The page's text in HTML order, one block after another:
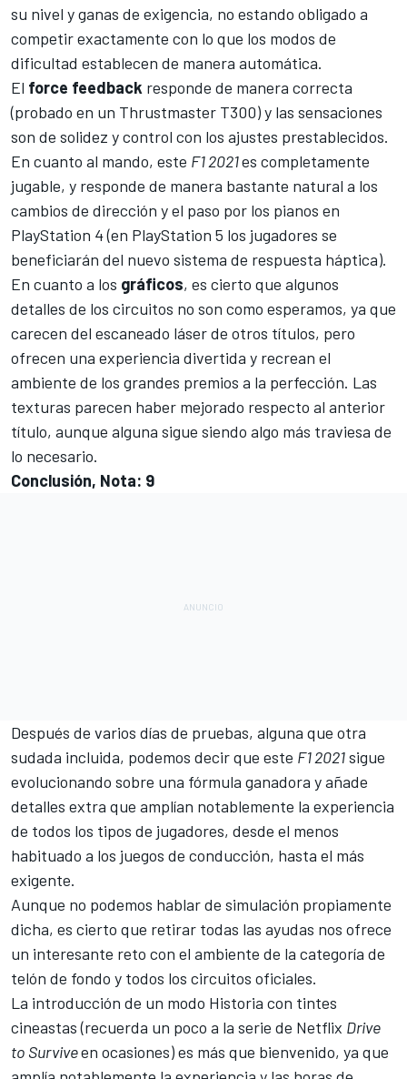
su nivel y ganas de exigencia, no estando obligado a
competir exactamente con lo que los modos de
dificultad establecen de manera automática.
El force feedback responde de manera correcta
(probado en un Thrustmaster T300) y las sensaciones
son de solidez y control con los ajustes prestablecidos.
En cuanto al mando, este F1 2021es completamente
jugable, y responde de manera bastante natural a los
cambios de dirección y el paso por los pianos en
PlayStation 4 (en PlayStation 5 los jugadores se
beneficiarán del nuevo sistema de respuesta háptica).
En cuanto a los gráficos, es cierto que algunos
detalles de los circuitos no son como esperamos, ya que
carecen del escaneado láser de otros títulos, pero
ofrecen una experiencia divertida y recrean el
ambiente de los grandes premios a la perfección. Las
texturas parecen haber mejorado respecto al anterior
título, aunque alguna sigue siendo algo más traviesa de
lo necesario.
Conclusión, Nota: 9
Después de varios días de pruebas, alguna que otra
sudada incluida, podemos decir que este F1 2021sigue
evolucionando sobre una fórmula ganadora y añade
detalles extra que amplían notablemente la experiencia
de todos los tipos de jugadores, desde el menos
habituado a los juegos de conducción, hasta el más
exigente.
Aunque no podemos hablar de simulación propiamente
dicha, es cierto que retirar todas las ayudas nos ofrece
un interesante reto con el ambiente de la categoría de
telón de fondo y todos los circuitos oficiales.
La introducción de un modo Historia con tintes
cineastas (recuerda un poco a la serie de Netflix Drive
to Surviveen ocasiones) es más que bienvenido, ya que